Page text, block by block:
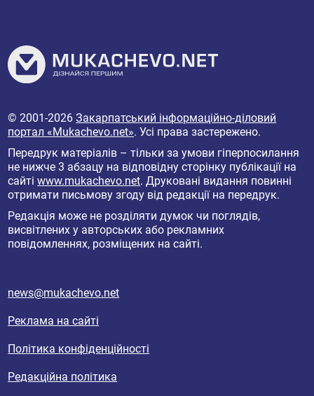
© 2001-2026Закарпатський інформаційно-діловий
портал «Mukachevo.net». Усі права застережено.
Передрук матеріалів – тільки за умови гіперпосилання
не нижче 3 абзацу на відповідну сторінку публікації на
сайтіwww.mukachevo.net. Друковані видання повинні
отримати письмову згоду від редакції на передрук.
Редакція може не розділяти думок чи поглядів,
висвітлених у авторських або рекламних
повідомленнях, розміщених на сайті.
news@mukachevo.net
Реклама на сайті
Політика конфіденційності
Редакційна політика